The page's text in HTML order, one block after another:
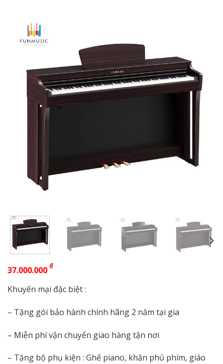
37.000.000 ₫
Khuyến mại đặc biệt :
– Tặng gói bảo hành chính hãng 2 năm tại gia
– Miễn phí vận chuyển giao hàng tận nơi
– Tặng bộ phụ kiện : Ghế piano, khăn phủ phím, giáo